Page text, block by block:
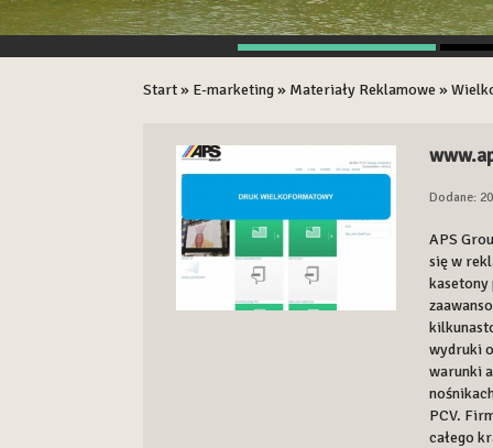
Start» E-marketing» Materiały Reklamowe »
Dodane:
APS
się w
wydruki
warunki
PCV.
całego